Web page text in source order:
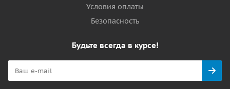
Условия оплаты
Безопасность
Будьте всегда в курсе!